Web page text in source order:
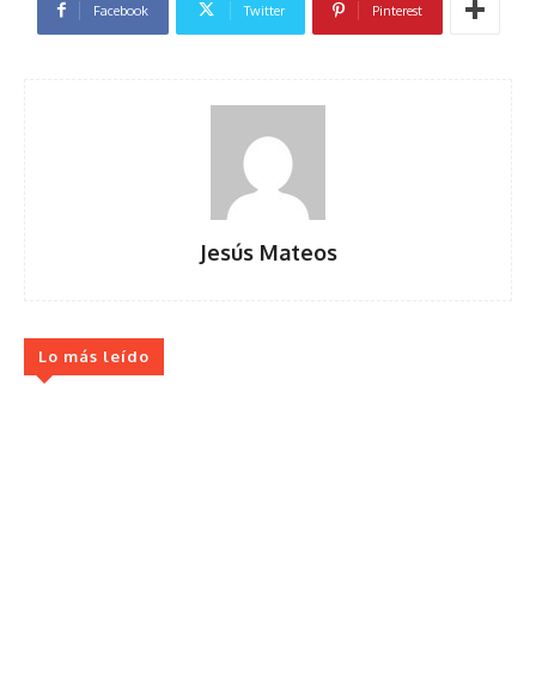
Facebook Twitter Pinterest
Jesús Mateos
Lo más leído